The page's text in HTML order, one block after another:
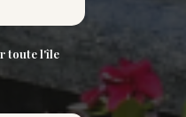
toute l'île